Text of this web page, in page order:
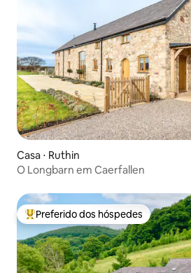
Casa ⋅ Ruthin
O Longbarn em Caerfallen
Entre os melhores preferidos dos
Preferido dos hóspedes